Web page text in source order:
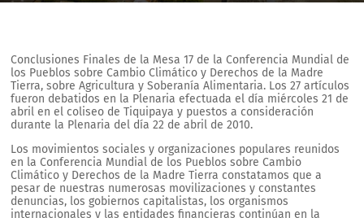
Conclusiones Finales de la Mesa 17 de la Conferencia Mundial de
los Pueblos sobre Cambio Climático y Derechos de la Madre
Tierra, sobre Agricultura y Soberanía Alimentaria. Los 27 artículos
fueron debatidos en la Plenaria efectuada el día miércoles 21 de
abril en el coliseo de Tiquipaya y puestos a consideración
durante la Plenaria del día 22 de abril de 2010.
Los movimientos sociales y organizaciones populares reunidos
en la Conferencia Mundial de los Pueblos sobre Cambio
Climático y Derechos de la Madre Tierra constatamos que a
pesar de nuestras numerosas movilizaciones y constantes
denuncias, los gobiernos capitalistas, los organismos
internacionales y las entidades financieras continúan en la